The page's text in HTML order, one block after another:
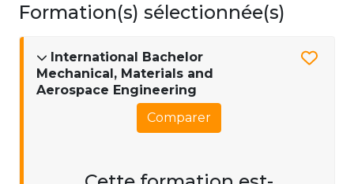
Formation(s) sélectionnée(s)
International Bachelor
Mechanical, Materials and
Aerospace Engineering
Comparer